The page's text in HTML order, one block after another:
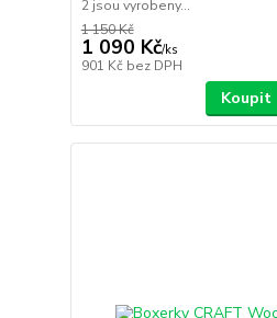
2 jsou vyrobeny...
1 150 Kč
1 090 Kč/ks
901 Kč bez DPH
Koupit